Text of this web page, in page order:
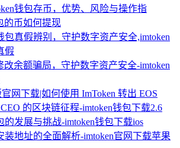
钱包存币，优势、风险与操作指
的币如何提现
包真假辨别，守护数字资产安全,imtoken
假
改余额骗局，守护数字资产安全-imtoken
网下载|如何使用 ImToken 转出 EOS
的区块链征程-imtoken钱包下载2.6
的发展与挑战-imtoken钱包下载ios
装地址的全面解析-imtoken官网下载苹果